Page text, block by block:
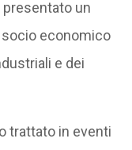
presentato un
economico
e dei
trattato in eventi